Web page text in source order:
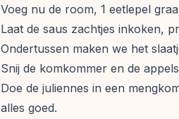
Voeg nu de room, 1 eetlepel
Laat de saus zachtjes inkoken,
Ondertussen maken we het
Snij de komkommer en de
Doe de juliennes in een
alles goed.